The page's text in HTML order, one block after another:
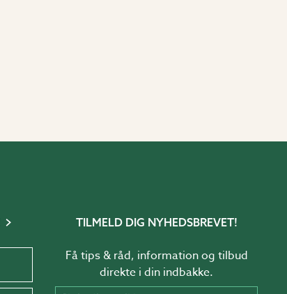
TILMELD DIG NYHEDSBREVET!
Få tips & råd, information og tilbud
direkte i din indbakke.